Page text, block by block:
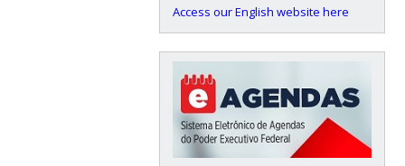
Access our English website here